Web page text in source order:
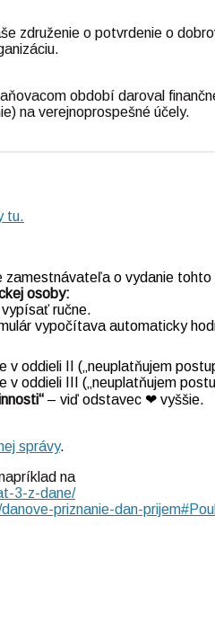
združenie o potvrdenie o
období daroval
na verejnoprospešné účely.
tu.
o vydanie tohto
osoby:
ručne.
vypočítava automaticky
oddieli II („neuplatňujem
oddieli III („neuplatňujem
– viď odstavec ❤︎ vyššie.
správy.
na
3-z-dane/
priznanie-dan-